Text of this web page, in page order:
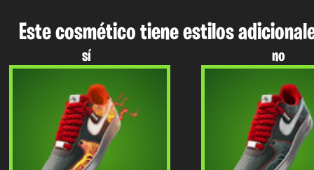
Este cosmético tiene estilos
sí no